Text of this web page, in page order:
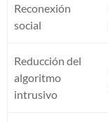
Reconexión
social
Reducción del
algoritmo
intrusivo